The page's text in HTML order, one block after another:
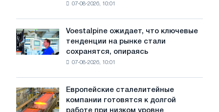
Ярославля
холоднокатаной
стали
стран
07-08-2026, 10:01
Voestalpine
ожидает,
что
рынке
стали
Voestalpine ожидает, что ключевые
тенденции на рынке стали
сохранятся, опираясь
07-08-2026, 10:01
Европейские
сталелитейные
Европейские сталелитейные
компании готовятся к долгой
работе при низком уровне